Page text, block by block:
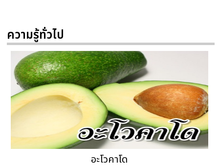
ความรู้ทั่วไป
อะโวคาโด